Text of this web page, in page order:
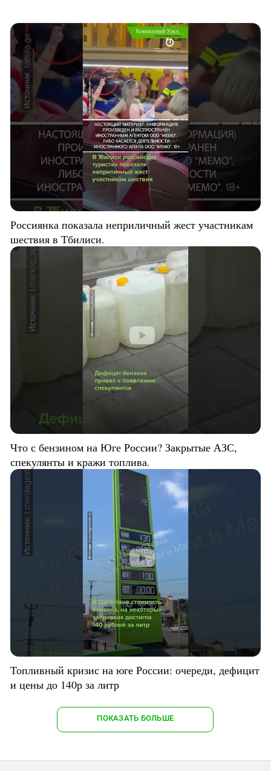
Россиянка показала неприличный жест участникам
шествия в Тбилиси.
Что с бензином на Юге России? Закрытые АЗС,
спекулянты и кражи топлива.
Топливный кризис на юге России: очереди, дефицит
и цены до 140р за литр
ПОКАЗАТЬ БОЛЬШЕ